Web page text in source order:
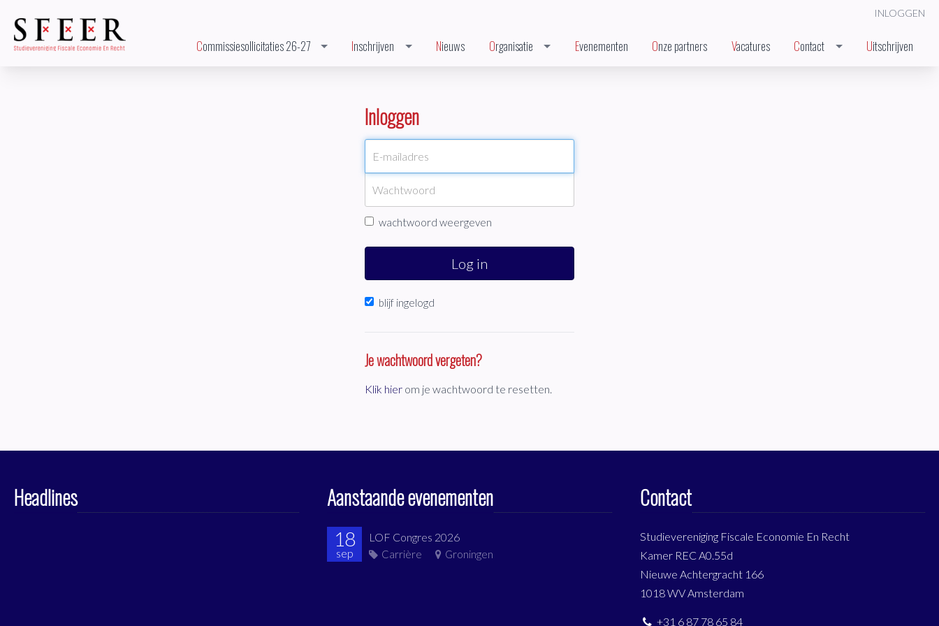
INLOGGEN
Commissiesollicitaties 26-27 Inschrijven Nieuws Organisatie Evenementen Onze partners Vacatures Contact Uitschrijven
Inloggen
wachtwoord weergeven
Log in
blijf ingelogd
Je wachtwoord vergeten?
Klik hier om je wachtwoord te resetten.
Headlines Aanstaande evenementen
18
sep
LOF Congres 2026
Carrière Groningen
Contact
Studievereniging Fiscale Economie En Recht
Kamer REC A0.55d
Nieuwe Achtergracht 166
1018 WV Amsterdam
+31 6 87 78 65 84